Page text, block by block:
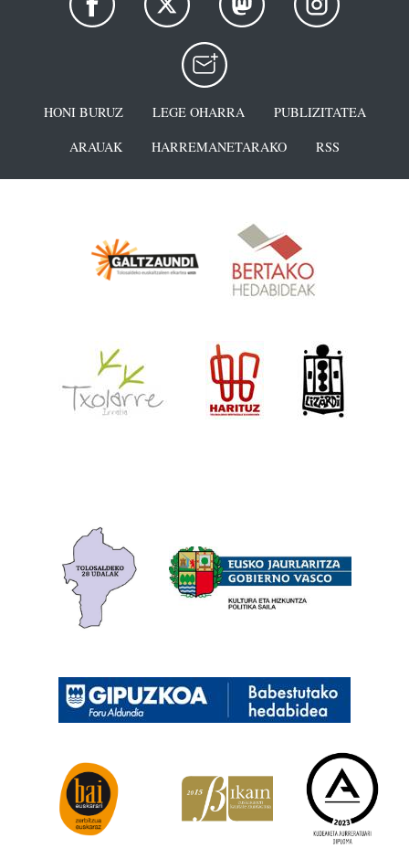
HONI BURUZ LEGE OHARRA
PUBLIZITATEA
ARAUAK
HARREMANETARAKO RSS